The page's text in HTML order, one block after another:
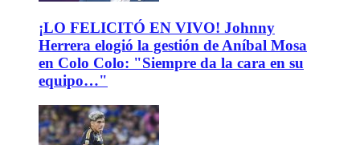
¡LO FELICITÓ EN VIVO! Johnny
Herrera elogió la gestión de Aníbal Mosa
en Colo Colo: "Siempre da la cara en su
equipo…"